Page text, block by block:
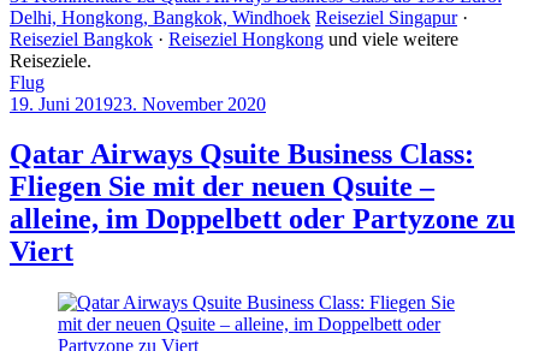
Delhi, Hongkong, Bangkok, Windhoek Reiseziel Singapur·
Reiseziel Bangkok · Reiseziel Hongkong und viele weitere
Reiseziele.
Flug
19. Juni 201923. November 2020
Allan
Qatar Airways Qsuite Business Class:
Fliegen Sie mit der neuen Qsuite –
alleine, im Doppelbett oder Partyzone zu
Viert